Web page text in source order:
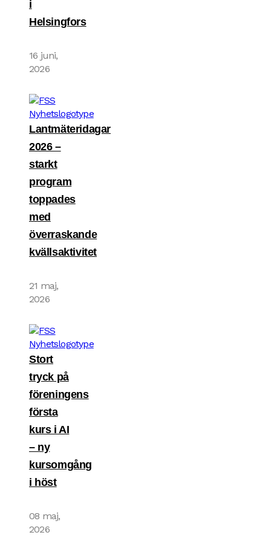
i
Helsingfors
16 juni,
2026
Lantmäteridagar
2026 –
starkt
program
toppades
med
överraskande
kvällsaktivitet
21 maj,
2026
Stort
tryck på
föreningens
första
kurs i AI
– ny
kursomgång
i höst
08 maj,
2026